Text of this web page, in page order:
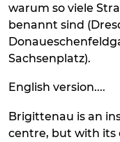
warum so viele
benannt sind
Sachsenplatz).
English version....
Brigittenau is an
centre, but with its